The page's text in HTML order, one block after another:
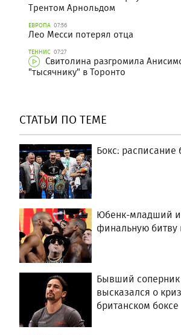
Трентом Арнольдом
ЕВРОПА 07:56
Лео Месси потерял отца
ТЕННИС 07:27
Свитолина разгромила
"тысячнику" в Торонто
СТАТЬИ ПО ТЕМЕ
Бокс: расписание
Юбенк-младший и
финальную битву
Бывший
высказался о
британском боксе